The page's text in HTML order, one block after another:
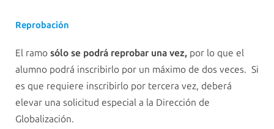
Reprobación
El ramo sólo se podrá reprobar una vez, por lo que el
alumno podrá inscribirlo por un máximo de dos veces. Si
es que requiere inscribirlo por tercera vez, deberá
elevar una solicitud especial a la Dirección de
Globalización.